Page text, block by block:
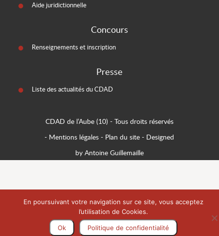
Aide juridictionnelle
Concours
Renseignements et inscription
Presse
Liste des actualités du CDAD
CDAD de l’Aube (10) - Tous droits réservés
- Mentions légales - Plan du site - Designed
by Antoine Guillemaille
En poursuivant votre navigation sur ce site, vous acceptez
l’utilisation de Cookies.
Ok Politique de confidentialité